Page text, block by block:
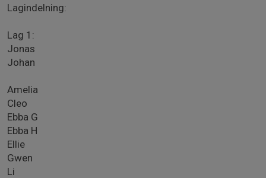
Lagindelning:
Lag 1:
Jonas
Johan
Amelia
Cleo
Ebba G
Ebba H
Ellie
Gwen
Li